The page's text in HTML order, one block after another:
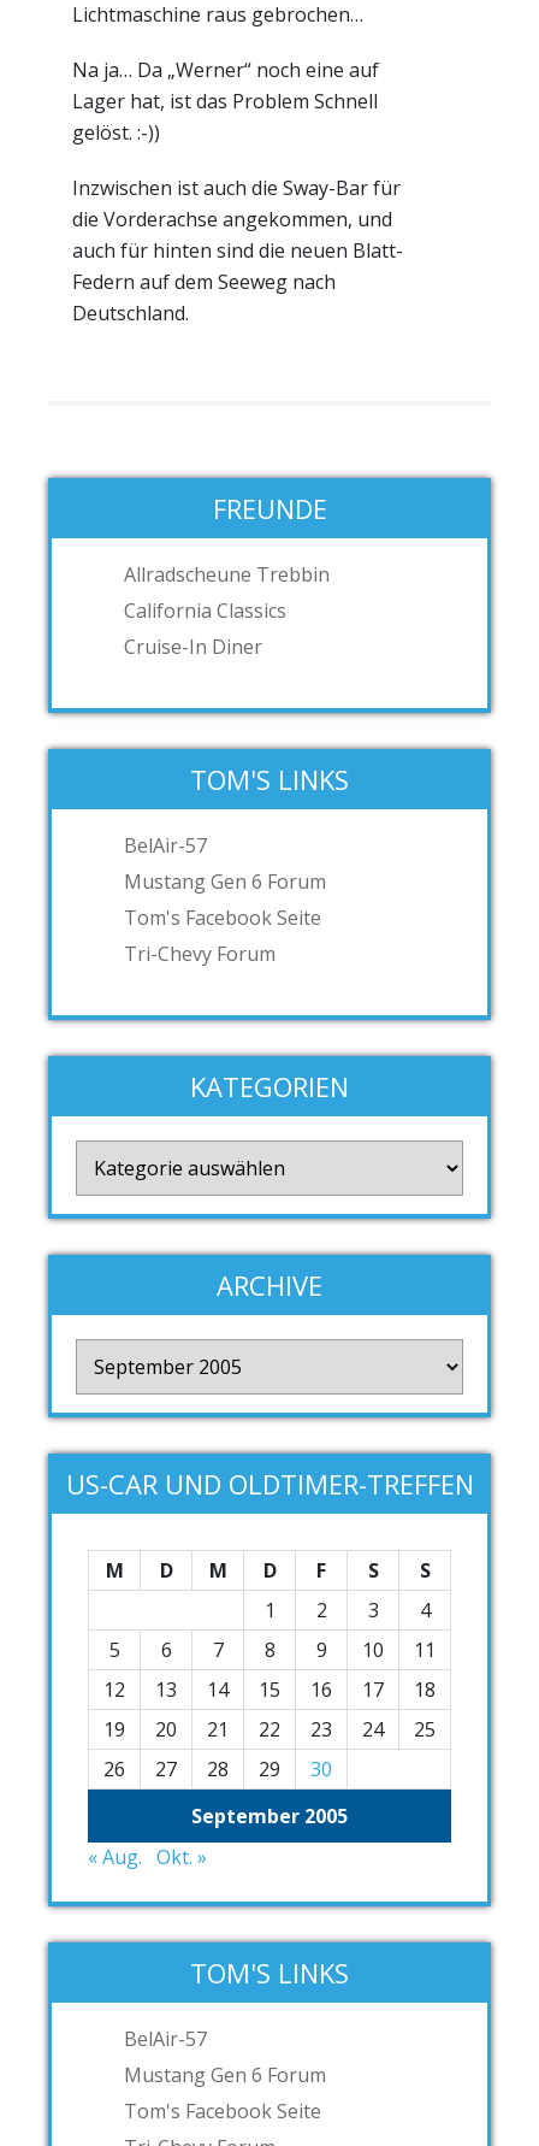
Lichtmaschine raus gebrochen…
Na ja… Da „Werner“ noch eine auf
Lager hat, ist das Problem Schnell
gelöst. :-))
Inzwischen ist auch die Sway-Bar für
die Vorderachse angekommen, und
auch für hinten sind die neuen Blatt-
Federn auf dem Seeweg nach
Deutschland.
FREUNDE
Allradscheune Trebbin
California Classics
Cruise-In Diner
TOM'S LINKS
BelAir-57
Mustang Gen 6 Forum
Tom's Facebook Seite
Tri-Chevy Forum
KATEGORIEN
ARCHIVE
US-CAR UND OLDTIMER-TREFFEN
September 2005
M D M D F S
S
1
2 3
4
5
6 7 8 9 10
11
12
13 14 15 16 17
18
19
20 21 22 23 24
25
26
27 28 29 30
« Aug. Okt. »
TOM'S LINKS
BelAir-57
Mustang Gen 6 Forum
Tom's Facebook Seite